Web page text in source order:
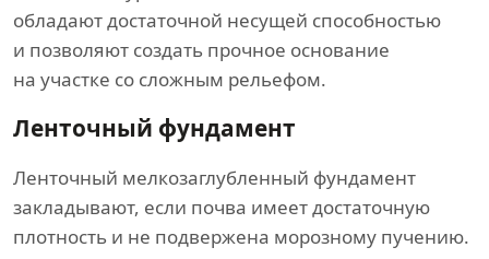
обладают достаточной несущей способностью
и позволяют создать прочное основание
на участке со сложным рельефом.
Ленточный фундамент
Ленточный мелкозаглубленный фундамент
закладывают, если почва имеет достаточную
плотность и не подвержена морозному пучению.